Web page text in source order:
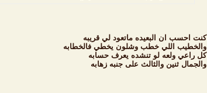
كنت احسب ان البعيده ماتعود لي قريبه
والخطيب اللي خطب وشلون يخطي فالخطابه
كل راعي ولعه لو تنشده يعرف حسابه
والجمال ثنين والثالث على جنبه زهابه